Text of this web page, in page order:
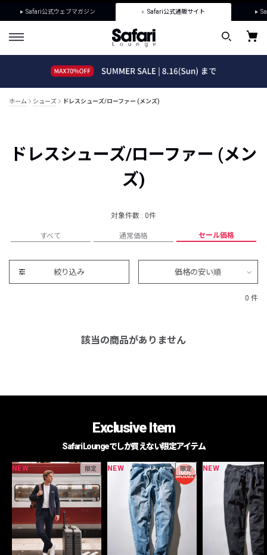
Safari公式ウェブマガジン Safari公式通販サイト
ホーム シューズ ドレスシューズ/ローファー (メンズ)
ドレスシューズ/ローファー (メン
ズ)
対象件数 : 0件
すべて 通常価格 セール価格
絞り込み 価格の安い順
0 件
該当の商品がありません
Exclusive Item
Safari Loungeでしか買えない限定アイテム
NEW 限定 NEW 限定 NEW